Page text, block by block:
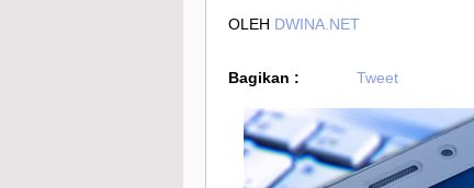
OLEH DWINA.NET
Bagikan : Tweet